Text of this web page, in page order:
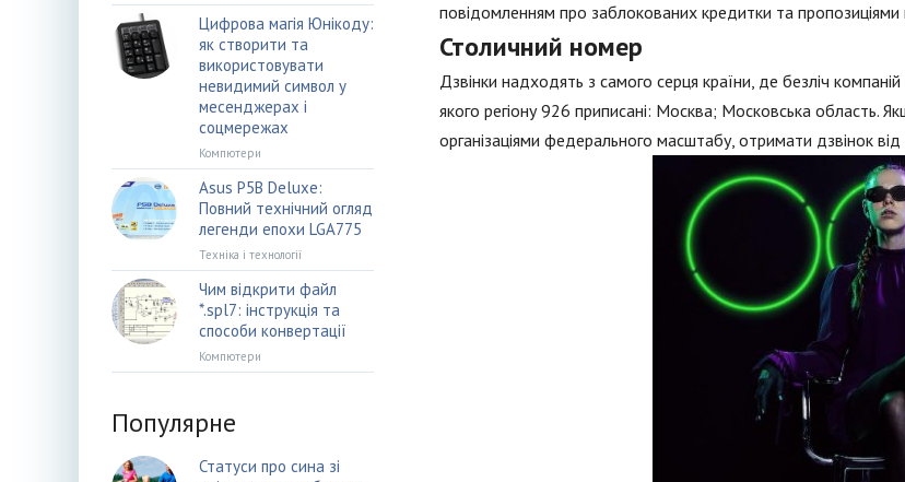
повідомленням про заблокованих кредитки та
Столичний номер
Дзвінки надходять з самого серця країни, де безліч
якого регіону 926 приписані: Москва; Московська область.
організаціями федерального масштабу, отримати дзвінок
Цифрова магія Юнікоду:
як створити та
використовувати
невидимий символ у
месенджерах і
соцмережах
Компютери
Asus P5B Deluxe:
Повний технічний огляд
легенди епохи LGA775
Техніка і технології
Чим відкрити файл
*.spl7: інструкція та
способи конвертації
Компютери
Популярне
Статуси про сина зі